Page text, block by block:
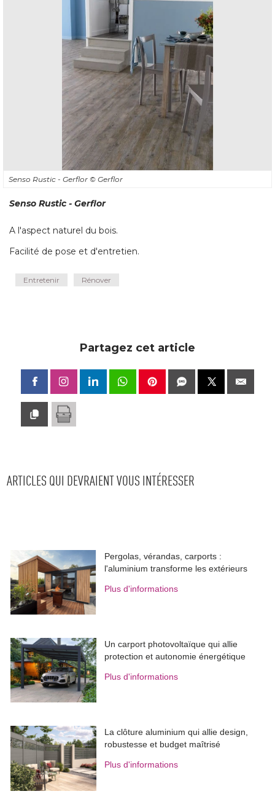
Senso Rustic - Gerflor © Gerflor
Senso Rustic - Gerflor
A l'aspect naturel du bois.
Facilité de pose et d'entretien.
Entretenir Rénover
Partagez cet article
ARTICLES QUI DEVRAIENT VOUS INTÉRESSER
Pergolas, vérandas, carports :
l'aluminium transforme les extérieurs
Plus d'informations
Un carport photovoltaïque qui allie
protection et autonomie énergétique
Plus d'informations
La clôture aluminium qui allie design,
robustesse et budget maîtrisé
Plus d'informations